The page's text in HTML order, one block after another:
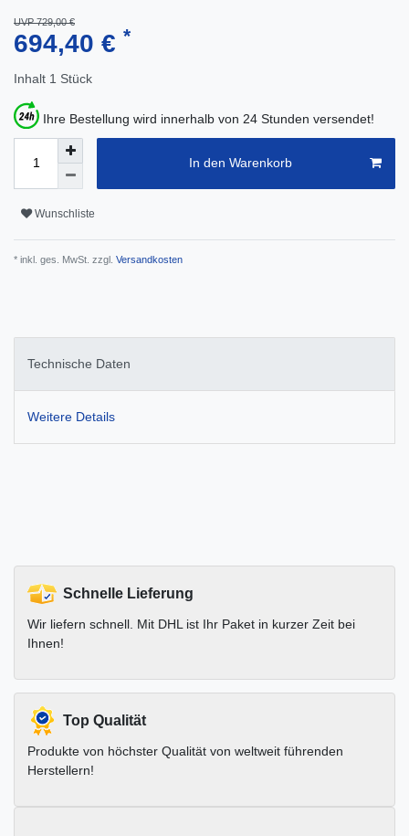
UVP 729,00 €
694,40 € *
Inhalt 1 Stück
Ihre Bestellung wird innerhalb von 24 Stunden versendet!
In den Warenkorb
Wunschliste
* inkl. ges. MwSt. zzgl. Versandkosten
Technische Daten
Weitere Details
Schnelle Lieferung
Wir liefern schnell. Mit DHL ist Ihr Paket in kurzer Zeit bei
Ihnen!
Top Qualität
Produkte von höchster Qualität von weltweit führenden
Herstellern!